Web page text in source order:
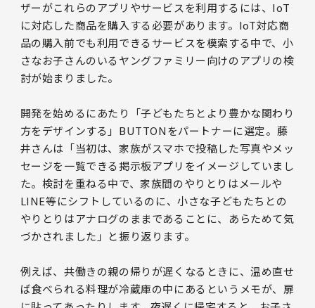
ザーがこれらのアプリやサービスを利用するには、IoT
に対応した商品を購入する必要があります。IoT対応商
品の購入前でも利用できるサービスを模索する中で、小
さなお子さんのいるヤングファミリー向けのアプリの検
討が始まりました。
開発を始めるにあたり「子どもたちとより豊かな関わり
方をデザインする」BUTTONをパートナーに選定。藤
井さんは「当初は、家族がスマホで投稿した写真やメッ
セージを一覧できる掲示板アプリをイメージしていまし
た。検討を重ねる中で、家族間のやりとりはメールや
LINE等にシフトしているのに、小さな子どもたちとの
やりとりはアナログのままであることに、あらためて気
づかされました」と振り返ります。
例えば、共働きの親の帰りが遅くなるときに、温め直せ
ば食べられる料理が冷蔵庫の中にあるというメモが、扉